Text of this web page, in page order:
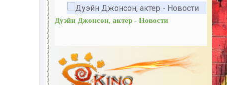
Дуэйн Джонсон, актер - Новости